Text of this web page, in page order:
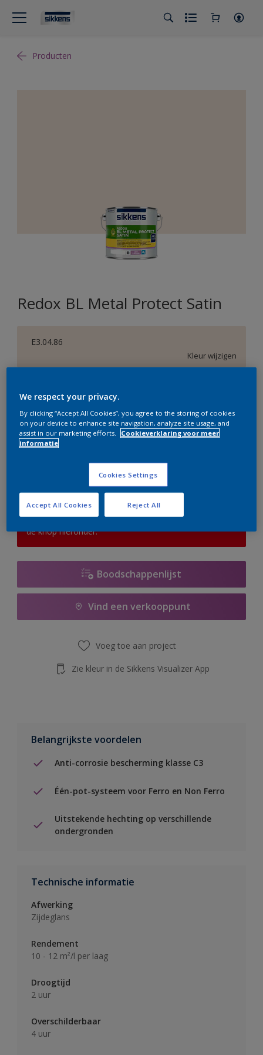
Producten
Redox BL Metal Protect Satin
E3.04.86
Kleur wijzigen
Aantal Verfcalculator
Bereken
Op dit moment is het niet mogelijk dit product online
te bestellen. Bezoek je dichtstbijzijnde winkel of klik op
de knop hieronder.
Boodschappenlijst
Vind een verkooppunt
Voeg toe aan project
Zie kleur in de Sikkens Visualizer App
Belangrijkste voordelen
Anti-corrosie bescherming klasse C3
Één-pot-systeem voor Ferro en Non Ferro
Uitstekende hechting op verschillende
ondergronden
Technische informatie
Afwerking
Zijdeglans
Rendement
10 - 12 m²/l per laag
Droogtijd
2 uur
Overschilderbaar
4 uur
We respect your privacy.
By clicking “Accept All Cookies”, you agree to the storing of cookies
on your device to enhance site navigation, analyze site usage, and
assist in our marketing efforts.
Cookieverklaring voor meer
informatie
Cookies Settings
Reject All
Accept All Cookies